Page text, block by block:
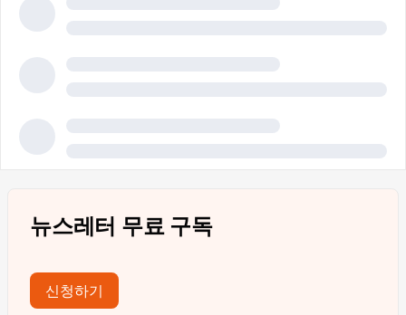
뉴스레터 무료 구독
신청하기